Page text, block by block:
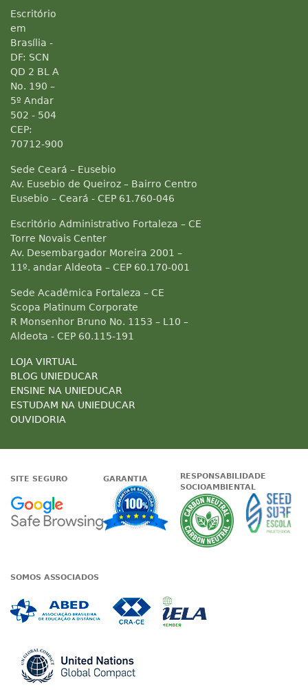
Escritório
em
Brasília -
DF: SCN
QD 2 BL A
No. 190 –
5º Andar
502 - 504
CEP:
70712-900
Sede Ceará – Eusebio
Av. Eusebio de Queiroz – Bairro Centro
Eusebio – Ceará - CEP 61.760-046
Escritório Administrativo Fortaleza – CE
Torre Novais Center
Av. Desembargador Moreira 2001 –
11º. andar Aldeota – CEP 60.170-001
Sede Acadêmica Fortaleza – CE
Scopa Platinum Corporate
R Monsenhor Bruno No. 1153 – L10 –
Aldeota - CEP 60.115-191
LOJA VIRTUAL
BLOG UNIEDUCAR
ENSINE NA UNIEDUCAR
ESTUDAM NA UNIEDUCAR
OUVIDORIA
SITE SEGURO
Google - Status do site no
GARANTIA
Garantia de
RESPONSABILIDADE
SOCIOAMBIENTAL
A
SOMOS ASSOCIADOS